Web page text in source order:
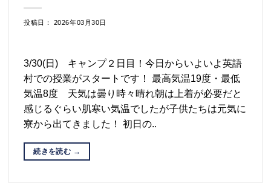
投稿日： 2026年03月30日
3/30(日) キャンプ２日目！今日からいよいよ英語
村での授業がスタートです！ 最高気温19度・最低
気温8度 天気は曇り時々晴れ朝は上着が必要だと
感じるぐらい肌寒い気温でしたが子供たちは元気に
寮から出てきました！ 初日の..
続きを読む →